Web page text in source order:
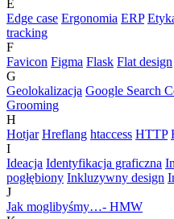
E
Edge case Ergonomia ERP
tracking
F
Favicon Figma Flask Flat design
G
Geolokalizacja Google Search
Grooming
H
Hotjar Hreflang htaccess HTTP
I
Ideacja Identyfikacja graficzna
pogłębiony Inkluzywny design
J
Jak moglibyśmy…- HMW